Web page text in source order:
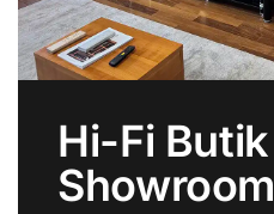
Hi-Fi Butik
Showroom